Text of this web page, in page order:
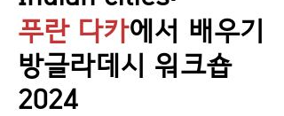
푸란 다카에서 배우기
방글라데시 워크숍
2024